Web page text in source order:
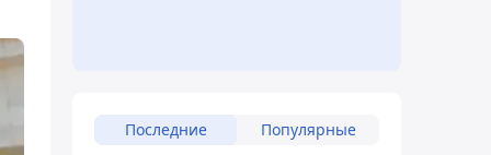
Последние Популярные